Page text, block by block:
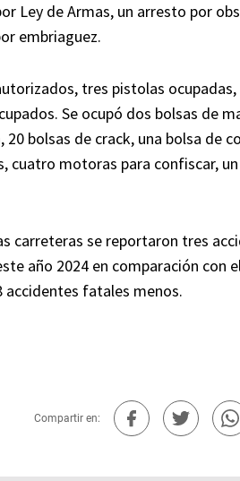
Ley de Armas, un arresto por
embriaguez.
tres pistolas
Se ocupó dos bolsas de
bolsas de crack, una bolsa de
cuatro motoras para confiscar, un
carreteras se reportaron tres
año 2024 en comparación con
accidentes fatales menos.
Compartir en: